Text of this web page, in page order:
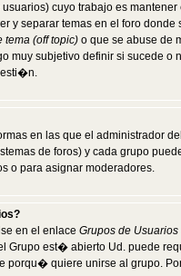
cuyo trabajo es
y separar temas en el foro
tema (off topic) o que se abuse de
muy subjetivo definir si sucede
en las que el administrador
de foros) y cada grupo
o para asignar moderadores.
en el enlace Grupos de Usuarios
Grupo est� abierto Ud. puede
porqu� quiere unirse al grupo.